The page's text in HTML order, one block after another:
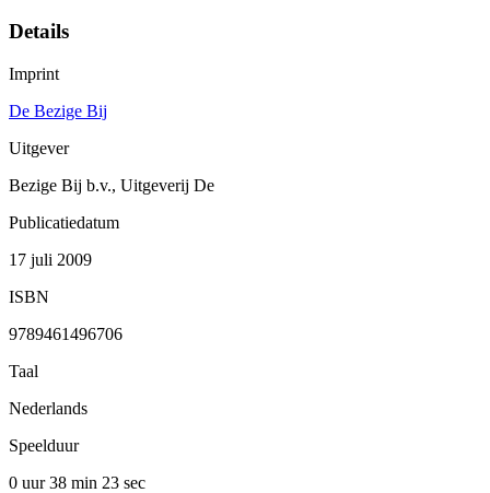
Details
Imprint
De Bezige Bij
Uitgever
Bezige Bij b.v., Uitgeverij De
Publicatiedatum
17 juli 2009
ISBN
9789461496706
Taal
Nederlands
Speelduur
0 uur 38 min 23 sec